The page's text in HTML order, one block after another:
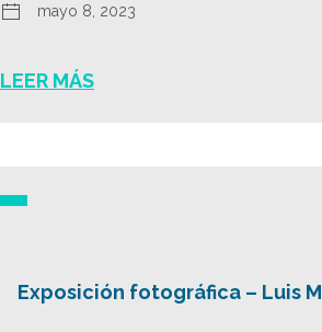
mayo 8, 2023
LEER MÁS
Exposición fotográfica – Luis